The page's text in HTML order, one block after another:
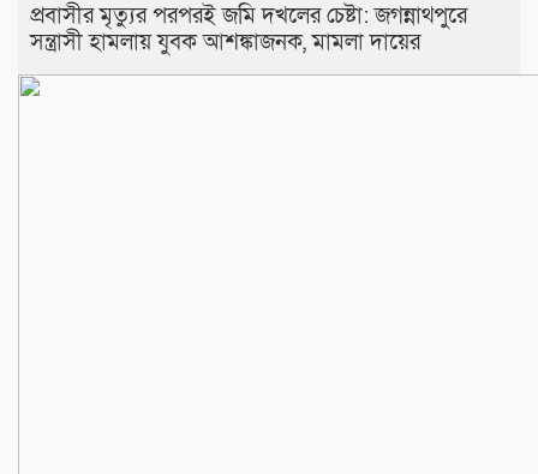
প্রবাসীর মৃত্যুর পরপরই জমি দখলের চেষ্টা: জগন্নাথপুরে
সন্ত্রাসী হামলায় যুবক আশঙ্কাজনক, মামলা দায়ের